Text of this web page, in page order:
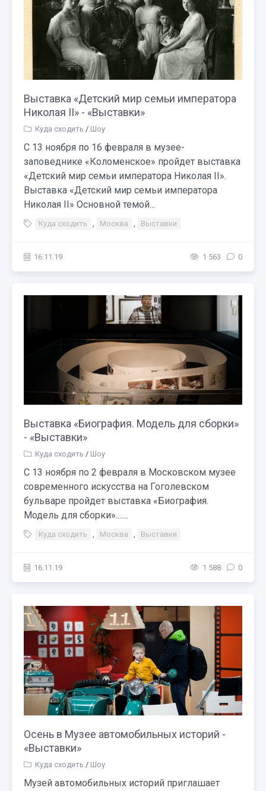
Выставка «Детский мир семьи императора
Николая II» - «Выставки»
Куда сходить / Шоу
С 13 ноября по 16 февраля в музее-
заповеднике «Коломенское» пройдет выставка
«Детский мир семьи императора Николая II».
Выставка «Детский мир семьи императора
Николая II» Основной темой...
Куда сходить , Москва , Выставки
16.11.19 1 563 0
Выставка «Биография. Модель для сборки»
- «Выставки»
Куда сходить / Шоу
С 13 ноября по 2 февраля в Московском музее
современного искусства на Гоголевском
бульваре пройдет выставка «Биография.
Модель для сборки».......
Куда сходить , Москва , Выставки
16.11.19 1 588 0
Осень в Музее автомобильных историй -
«Выставки»
Куда сходить / Шоу
Музей автомобильных историй приглашает